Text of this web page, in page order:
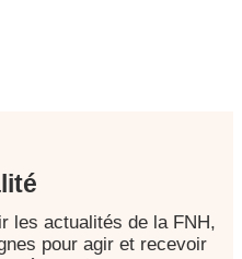
les actualités de la FNH,
pour agir et recevoir